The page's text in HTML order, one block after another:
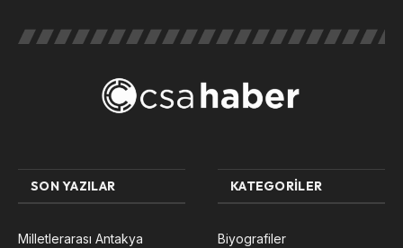
SON YAZILAR
Milletlerarası Antakya
KATEGORILER
Biyografiler